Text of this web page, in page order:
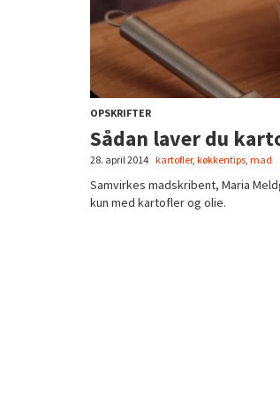
OPSKRIFTER
Sådan laver du
28. april 2014 kartofler, køkkentips mad
Samvirkes madskribent, Maria
kun med kartofler og olie.